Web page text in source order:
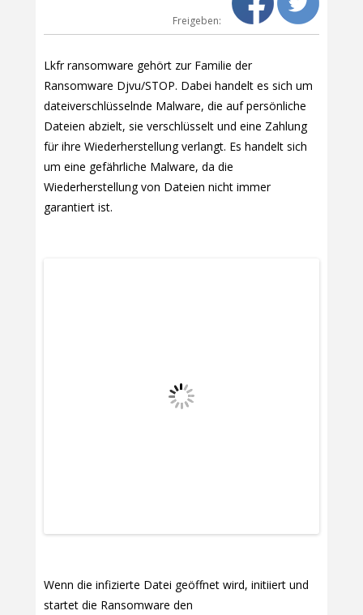
Freigeben:
Lkfr ransomware gehört zur Familie der
Ransomware Djvu/STOP. Dabei handelt es sich um
dateiverschlüsselnde Malware, die auf persönliche
Dateien abzielt, sie verschlüsselt und eine Zahlung
für ihre Wiederherstellung verlangt. Es handelt sich
um eine gefährliche Malware, da die
Wiederherstellung von Dateien nicht immer
garantiert ist.
Wenn die infizierte Datei geöffnet wird, initiiert und
startet die Ransomware den